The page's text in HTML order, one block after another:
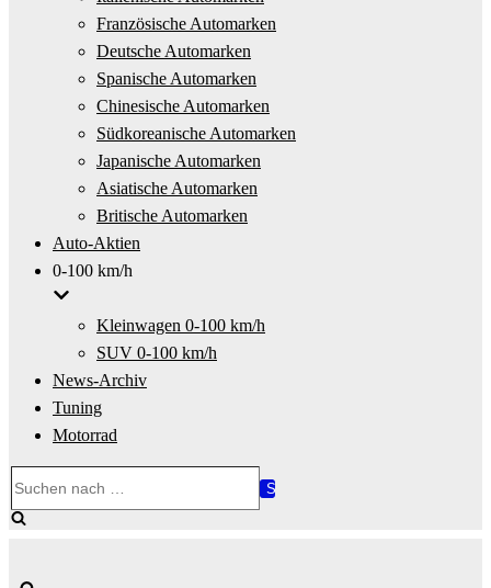
Französische Automarken
Deutsche Automarken
Spanische Automarken
Chinesische Automarken
Südkoreanische Automarken
Japanische Automarken
Asiatische Automarken
Britische Automarken
Auto-Aktien
0-100 km/h
Kleinwagen 0-100 km/h
SUV 0-100 km/h
News-Archiv
Tuning
Motorrad
nach …